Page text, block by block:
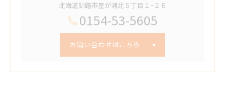
北海道釧路市星が浦北５丁目１−２６
0154-53-5605
お問い合わせはこちら